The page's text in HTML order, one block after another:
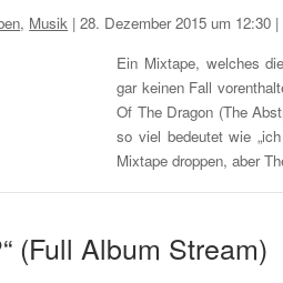
, Musik |28. Dezember 2015 um 12:30 |
Ein Mixtape, welches
gar keinen Fall
Of The Dragon (The
so viel bedeutet wie
Mixtape droppen, aber
(Full Album Stream)